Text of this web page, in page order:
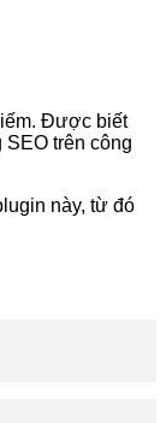
Được biết
trên công
này, từ đó